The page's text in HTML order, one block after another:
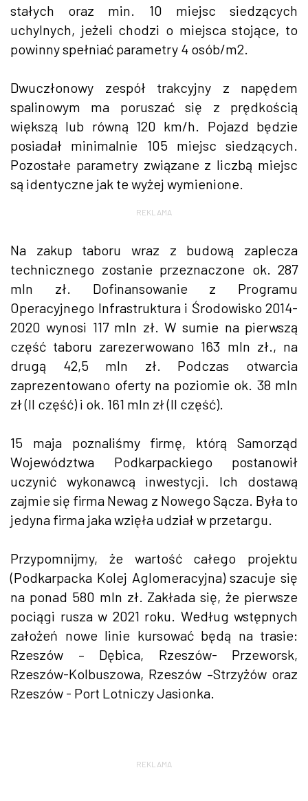
stałych oraz min. 10 miejsc siedzących
uchylnych, jeżeli chodzi o miejsca stojące, to
powinny spełniać parametry 4 osób/m2.
Dwuczłonowy zespół trakcyjny z napędem
spalinowym ma poruszać się z prędkością
większą lub równą 120 km/h. Pojazd będzie
posiadał minimalnie 105 miejsc siedzących.
Pozostałe parametry związane z liczbą miejsc
są identyczne jak te wyżej wymienione.
REKLAMA
Na zakup taboru wraz z budową zaplecza
technicznego zostanie przeznaczone ok. 287
mln zł. Dofinansowanie z Programu
Operacyjnego Infrastruktura i Środowisko 2014-
2020 wynosi 117 mln zł. W sumie na pierwszą
część taboru zarezerwowano 163 mln zł., na
drugą 42,5 mln zł. Podczas otwarcia
zaprezentowano oferty na poziomie ok. 38 mln
zł (II część) i ok. 161 mln zł (II część).
15 maja poznaliśmy firmę, którą Samorząd
Województwa Podkarpackiego postanowił
uczynić wykonawcą inwestycji. Ich dostawą
zajmie się firma Newag z Nowego Sącza. Była to
jedyna firma jaka wzięła udział w przetargu.
Przypomnijmy, że wartość całego projektu
(Podkarpacka Kolej Aglomeracyjna) szacuje się
na ponad 580 mln zł. Zakłada się, że pierwsze
pociągi rusza w 2021 roku. Według wstępnych
założeń nowe linie kursować będą na trasie:
Rzeszów – Dębica, Rzeszów- Przeworsk,
Rzeszów-Kolbuszowa, Rzeszów –Strzyżów oraz
Rzeszów - Port Lotniczy Jasionka.
REKLAMA